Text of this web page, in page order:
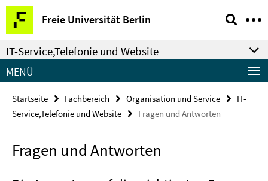
Springe
direkt
zu
Inhalt
Freie Universität Berlin
Service-
Navigation
IT-Service,Telefonie und Website
MENÜ
Startseite Fachbereich Organisation und Service
IT-
Service,Telefonie und Website
Fragen und Antworten
Fragen und Antworten